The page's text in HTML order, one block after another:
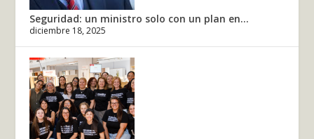
Seguridad: un ministro solo con un plan en...
diciembre 18, 2025